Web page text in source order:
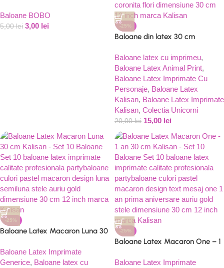
Baloane BOBO
5,00lei 3,00 lei -25%
Baloane din latex 30 cm
Baloane
Baloane latex cu imprimeu,
Baloane Latex Animal Print,
Baloane Latex Imprimate Cu
Personaje, Baloane Latex
Kalisan, Baloane Latex Imprimate
Kalisan, Colectia Unicorni
20,00lei 15,00 lei
-25%
Baloane Latex Macaron Luna 30
Baloane Latex Imprimate
Generice, Baloane latex cu
-25%
Baloane Latex Macaron One – 1
Baloane
Baloane Latex Imprimate